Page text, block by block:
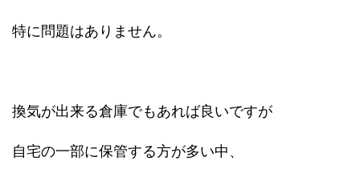
特に問題はありません。
換気が出来る倉庫でもあれば良いですが
自宅の一部に保管する方が多い中、